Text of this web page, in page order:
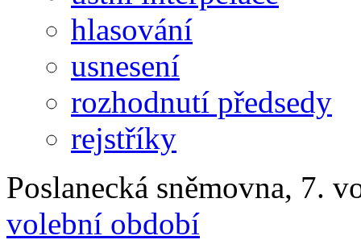
hlasování
usnesení
rozhodnutí předsedy
rejstříky
Poslanecká sněmovna, 7.
volební období